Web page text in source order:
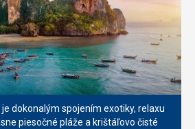
dokonalým spojením exotiky, relaxu
piesočné pláže a krištáľovo čisté